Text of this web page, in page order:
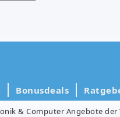
Bonusdeals
& Computer Angebote der